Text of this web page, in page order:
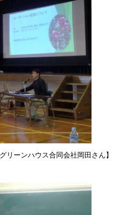
リーンハウス合同会社岡田さん】